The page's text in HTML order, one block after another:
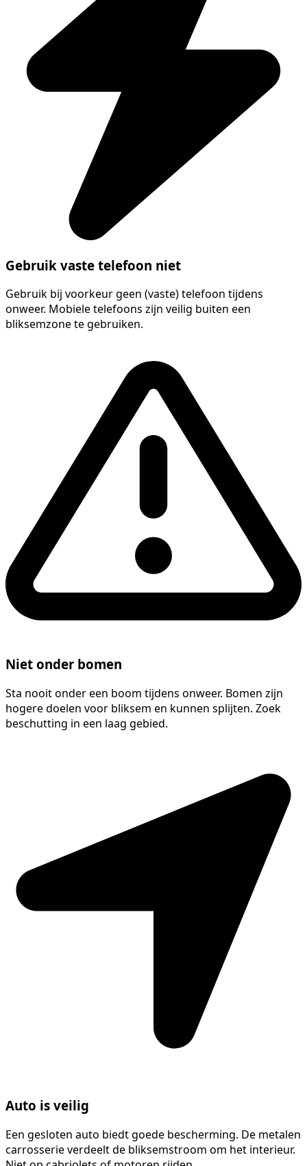
Gebruik vaste telefoon niet
Gebruik bij voorkeur geen (vaste) telefoon tijdens
onweer. Mobiele telefoons zijn veilig buiten een
bliksemzone te gebruiken.
Niet onder bomen
Sta nooit onder een boom tijdens onweer. Bomen zijn
hogere doelen voor bliksem en kunnen splijten. Zoek
beschutting in een laag gebied.
Auto is veilig
Een gesloten auto biedt goede bescherming. De metalen
carrosserie verdeelt de bliksemstroom om het interieur.